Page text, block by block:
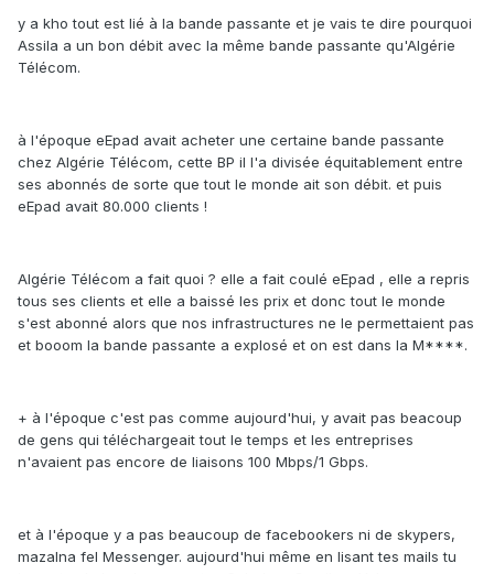
y a kho tout est lié à la bande passante et je vais te dire pourquoi
Assila a un bon débit avec la même bande passante qu'Algérie
Télécom.
à l'époque eEpad avait acheter une certaine bande passante
chez Algérie Télécom, cette BP il l'a divisée équitablement entre
ses abonnés de sorte que tout le monde ait son débit. et puis
eEpad avait 80.000 clients !
Algérie Télécom a fait quoi ? elle a fait coulé eEpad , elle a repris
tous ses clients et elle a baissé les prix et donc tout le monde
s'est abonné alors que nos infrastructures ne le permettaient pas
et booom la bande passante a explosé et on est dans la M****.
+ à l'époque c'est pas comme aujourd'hui, y avait pas beacoup
de gens qui téléchargeait tout le temps et les entreprises
n'avaient pas encore de liaisons 100 Mbps/1 Gbps.
et à l'époque y a pas beaucoup de facebookers ni de skypers,
mazalna fel Messenger. aujourd'hui même en lisant tes mails tu